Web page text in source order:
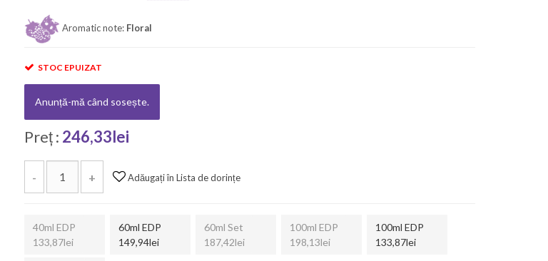
Aromatic note: Floral
STOC EPUIZAT
Anunță-mă când sosește.
Preț : 246,33lei
- + Adăugați în Lista de dorințe
40ml EDP
133,87lei
60ml EDP
149,94lei
60ml Set
187,42lei
100ml EDP
198,13lei
100ml EDP
133,87lei